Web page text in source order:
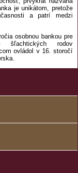
je unikátom, pretože
a patrí medzi
osobnou bankou pre
šľachtických rodov
ovládol v 16. storočí